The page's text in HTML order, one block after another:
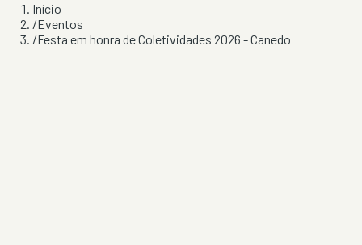
Início
/Eventos
/Festa em honra de Coletividades 2026 - Canedo